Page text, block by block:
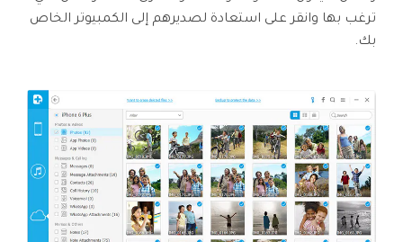
ترغب بها وانقر على استعادة لصديرهم إلى الكمبيوتر الخاص
بك.